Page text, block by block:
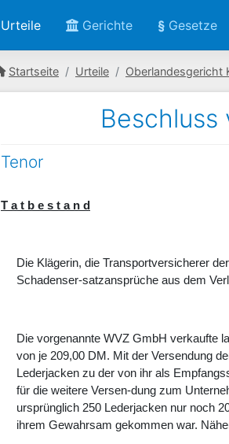
Urteile Gerichte § Gesetze
Startseite Urteile Oberlandesgericht
Tenor
T a t b e s t a n d
Die Klägerin, die Transportversicherer
Schadenser-satzansprüche aus dem
Die vorgenannte WVZ GmbH verkaufte
von je 209,00 DM. Mit der Versendung
Lederjacken zu der von ihr als
für die weitere Versen-dung zum
ursprünglich 250 Lederjacken nur noch
ihrem Gewahrsam gekommen war.